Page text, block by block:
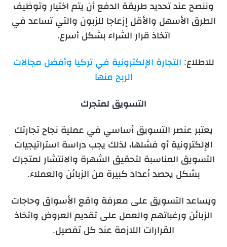
وننصح عند تحديد طريقة الدفع أن يتم اختيار وتوظيف
الطرق الأسهل والأقل إزعاجا للزبون والتي تساعد في
اتخاذ قرار الشراء بشكل أسرع.
للاطلاع: التجارة الإلكترونية في تركيا وأفضل مجالات
الربح منها
التسويق لمتجرك
يعتبر عنصر التسويق أساسي في عملية نجاح تجارتك
الإلكترونية أو فشلها، لذلك يجب دراسة استراتيجيات
التسويق المناسبة لتحقيق الشهرة والانتشار لمتجرك
بشكل يحصد أعداد كبيرة من الزبائن والعملاء.
ويساعد التسويق على معرفة واقع الأسواق وحاجات
الزبائن ورغباتهم والعمل على تقديم العروض واتخاذ
القرارات اللازمة عند كل تفصيل.